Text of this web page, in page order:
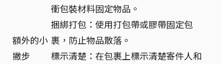
額外的小
撇步
衝包裝材料固定物品。
捆綁打包：使用打包帶或膠帶固定包
裹，防止物品散落。
標示清楚：在包裹上標示清楚寄件人和